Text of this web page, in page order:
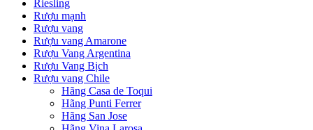
Riesling
Rượu mạnh
Rượu vang
Rượu vang Amarone
Rượu Vang Argentina
Rượu Vang Bịch
Rượu vang Chile
Hãng Casa de Toqui
Hãng Punti Ferrer
Hãng San Jose